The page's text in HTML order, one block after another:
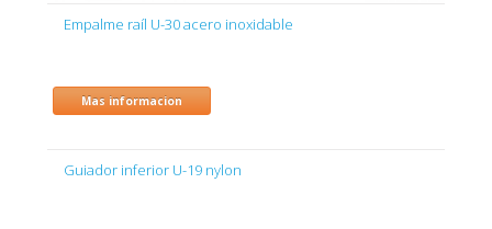
Empalme raíl U-30 acero inoxidable
Mas informacion
Guiador inferior U-19 nylon